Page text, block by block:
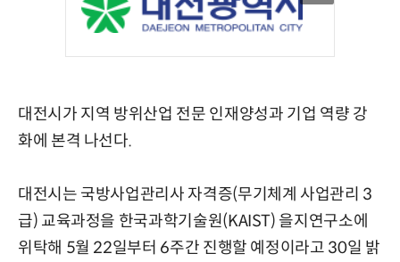
대전시가 지역 방위산업 전문 인재양성과 기업 역량 강
화에 본격 나선다.
대전시는 국방사업관리사 자격증(무기체계 사업관리 3
급) 교육과정을 한국과학기술원(KAIST) 을지연구소에
위탁해 5월 22일부터 6주간 진행할 예정이라고 30일 밝